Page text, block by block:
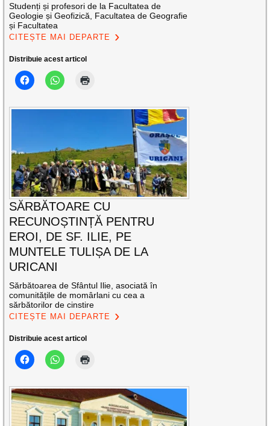
Studenți și profesori de la Facultatea de
Geologie și Geofizică, Facultatea de Geografie
și Facultatea
CITEȘTE MAI DEPARTE
Distribuie acest articol
SĂRBĂTOARE CU
RECUNOȘTINȚĂ PENTRU
EROI, DE SF. ILIE, PE
MUNTELE TULIȘA DE LA
URICANI
Sărbătoarea de Sfântul Ilie, asociată în
comunitățile de momârlani cu cea a
sărbătorilor de cinstire
CITEȘTE MAI DEPARTE
Distribuie acest articol